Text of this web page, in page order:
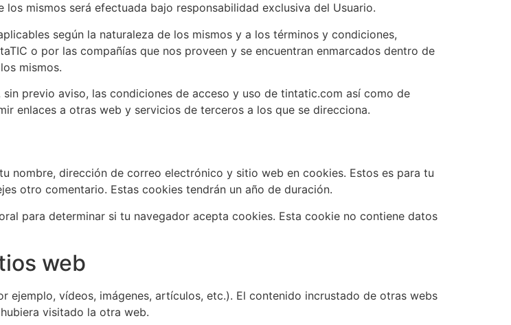
mismos será efectuada bajo responsabilidad exclusiva del Usuario.
según la naturaleza de los mismos y a los términos y condiciones,
o por las compañías que nos proveen y se encuentran enmarcados dentro de
mismos.
previo aviso, las condiciones de acceso y uso de tintatic.com así como de
enlaces a otras web y servicios de terceros a los que se direcciona.
nombre, dirección de correo electrónico y sitio web en cookies. Estos es para tu
otro comentario. Estas cookies tendrán un año de duración.
para determinar si tu navegador acepta cookies. Esta cookie no contiene datos
web
vídeos, imágenes, artículos, etc.). El contenido incrustado de otras webs
visitado la otra web.